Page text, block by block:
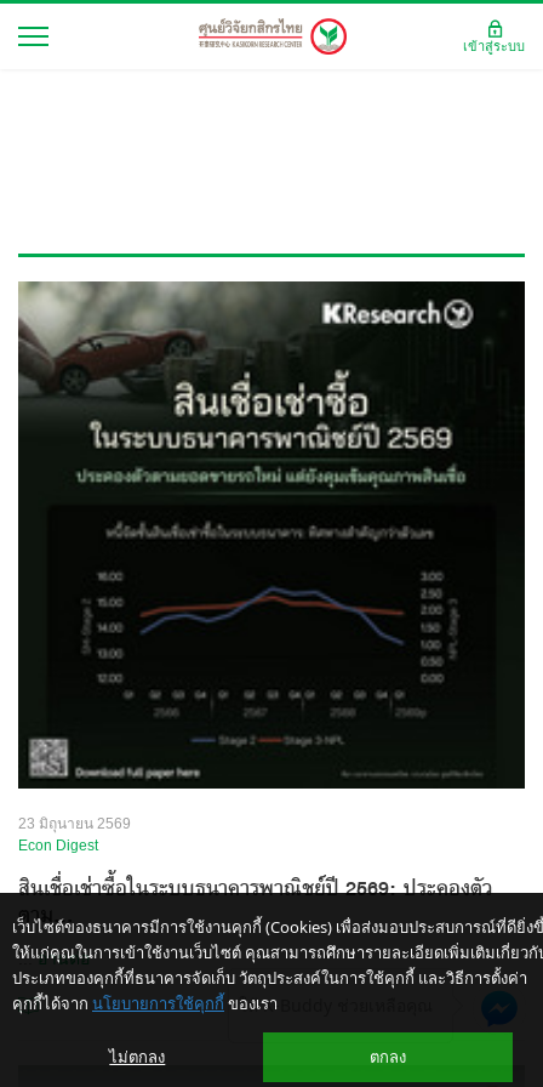
23 มิถุนายน 2569
Econ Digest
สินเชื่อเช่าซื้อในระบบธนาคารพาณิชย์ปี 2569: ประคองตัว
ตาม...
...อ่านต่อ
เว็บไซต์ของธนาคารมีการใช้งานคุกกี้ (Cookies) เพื่อส่งมอบประสบการณ์ที่ดียิ่ง
ให้แก่คุณในการเข้าใช้งานเว็บไซต์ คุณสามารถศึกษารายละเอียดเพิ่มเติมเกี่ยวกั
ประเภทของคุกกี้ที่ธนาคารจัดเก็บ วัตถุประสงค์ในการใช้คุกกี้ และวิธีการตั้งค่า
คุกกี้ได้จาก นโยบายการใช้คุกกี้ ของเรา
ไม่ตกลง ตกลง
เข้าสู่ระบบ
ให้ K-Buddy ช่วยเหลือคุณ